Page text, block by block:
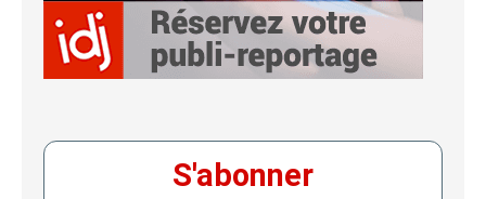
S'abonner